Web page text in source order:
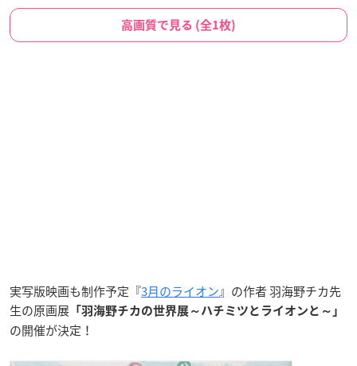
高画質で見る (全1枚)
実写版映画も制作予定『3月のライオン』の作者 羽海野チカ先
生の原画展 「羽海野チカの世界展～ハチミツとライオンと～」
の開催が決定！